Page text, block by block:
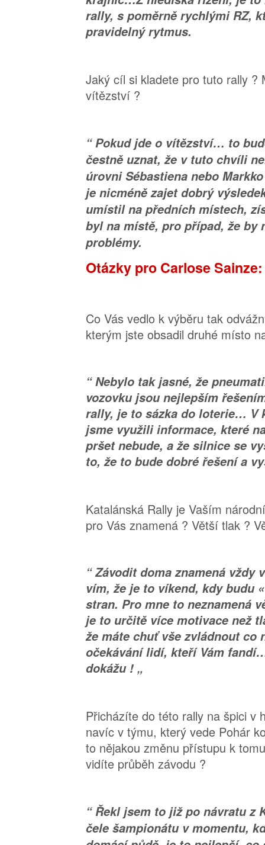
rally, s poměrně rychlými RZ,
pravidelný rytmus.
Jaký cíl si kladete pro tuto rally ?
vítězství ?
“ Pokud jde o vítězství… to
čestně uznat, že v tuto chvíli
úrovni Sébastiena nebo
je nicméně zajet dobrý
umístil na předních místech,
byl na místě, pro případ, že by
problémy.
Otázky pro Carlose Sainze:
Co Vás vedlo k výběru tak
kterým jste obsadil druhé místo
“ Nebylo tak jasné, že
vozovku jsou nejlepším
rally, je to sázka do loterie… V
jsme využili informace, které
pršet nebude, a že silnice se
to, že to bude dobré řešení a
Katalánská Rally je Vaším
pro Vás znamená ? Větší tlak ?
“ Závodit doma znamená vždy
vím, že je to víkend, kdy budu
stran. Pro mne to neznamená
je to určitě více motivace než
že máte chuť vše zvládnout co
očekávání lidí, kteří Vám
dokážu ! „
Přicházíte do této rally na špici v
navíc v týmu, který vede Pohár
to nějakou změnu přístupu k
vidíte průběh závodu ?
“ Řekl jsem to již po návratu z
čele šampionátu v momentu,